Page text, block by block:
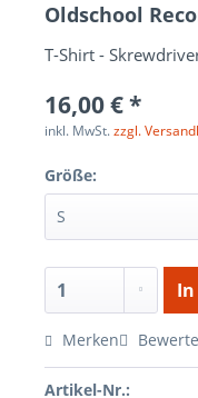
Oldschool
T-Shirt -
16,00 € *
inkl. MwSt.zzgl.
Größe:
Merken
Artikel-Nr.: